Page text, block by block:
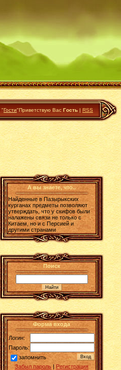
"Гости"Приветствую Вас Гость | RSS
А вы знаете, что..
Найденные в Пазырыкских
курганах предметы позволяют
утверждать, что у скифов были
налажены связи не только с
Китаем, но и с Персией и
другими странами
Поиск
Форма входа
Логин:
Пароль:
запомнить
Забыл пароль | Регистрация